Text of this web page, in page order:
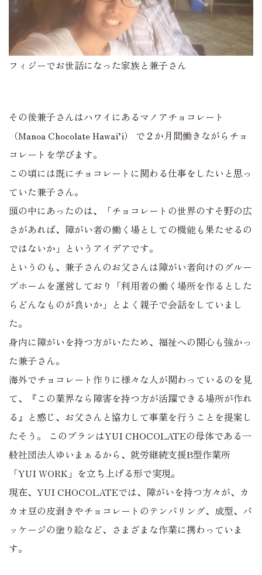
フィジーでお世話になった家族と兼子さん
その後兼子さんはハワイにあるマノアチョコレート
（Manoa Chocolate Hawai’i） で２か月間働きながらチョ
コレートを学びます。
この頃には既にチョコレートに関わる仕事をしたいと思っ
ていた兼子さん。
頭の中にあったのは、「チョコレートの世界のすそ野の広
さがあれば、障がい者の働く場としての機能も果たせるの
ではないか」というアイデアです。
というのも、兼子さんのお父さんは障がい者向けのグルー
プホームを運営しており「利用者の働く場所を作るとした
らどんなものが良いか」とよく親子で会話をしていまし
た。
身内に障がいを持つ方がいたため、福祉への関心も強かっ
た兼子さん。
海外でチョコレート作りに様々な人が関わっているのを見
て、『この業界なら障害を持つ方が活躍できる場所が作れ
る』と感じ、お父さんと協力して事業を行うことを提案し
たそう。 このプランはYUI CHOCOLATEの母体である一
般社団法人ゆいまぁるから、就労継続支援B型作業所
「YUI WORK」を立ち上げる形で実現。
現在、YUI CHOCOLATEでは、障がいを持つ方々が、カ
カオ豆の皮剥きやチョコレートのテンパリング、成型、パ
ッケージの塗り絵など、さまざまな作業に携わっていま
す。